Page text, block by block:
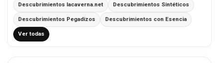
Descubrimientos lacaverna.net Descubrimientos Sintéticos
Descubrimientos Pegadizos Descubrimientos con Esencia
Ver todas